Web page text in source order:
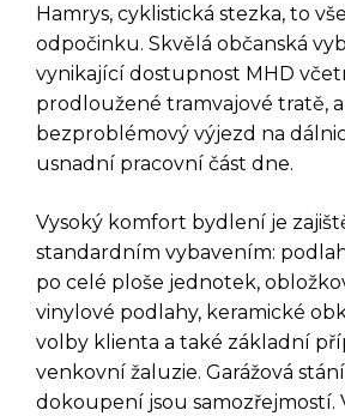
Hamrys, cyklistická stezka, to
odpočinku. Skvělá občanská
vynikající dostupnost MHD
prodloužené tramvajové tratě, a
bezproblémový výjezd na
usnadní pracovní část dne.
Vysoký komfort bydlení je
standardním vybavením:
po celé ploše jednotek,
vinylové podlahy, keramické
volby klienta a také základní
venkovní žaluzie. Garážová
dokoupení jsou samozřejmostí.
DOTAZ K